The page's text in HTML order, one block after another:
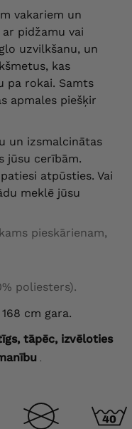
vakariem un
pidžamu vai
uzvilkšanu, un
kas
pa rokai. Samts
apmales piešķir
un izsmalcinātas
jūsu cerībām.
atpūsties. Vai
meklē jūsu
pieskārienam,
poliesters).
cm gara.
tāpēc, izvēloties
.